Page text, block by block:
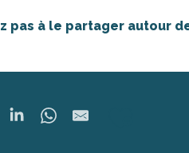
pas à le partager autour